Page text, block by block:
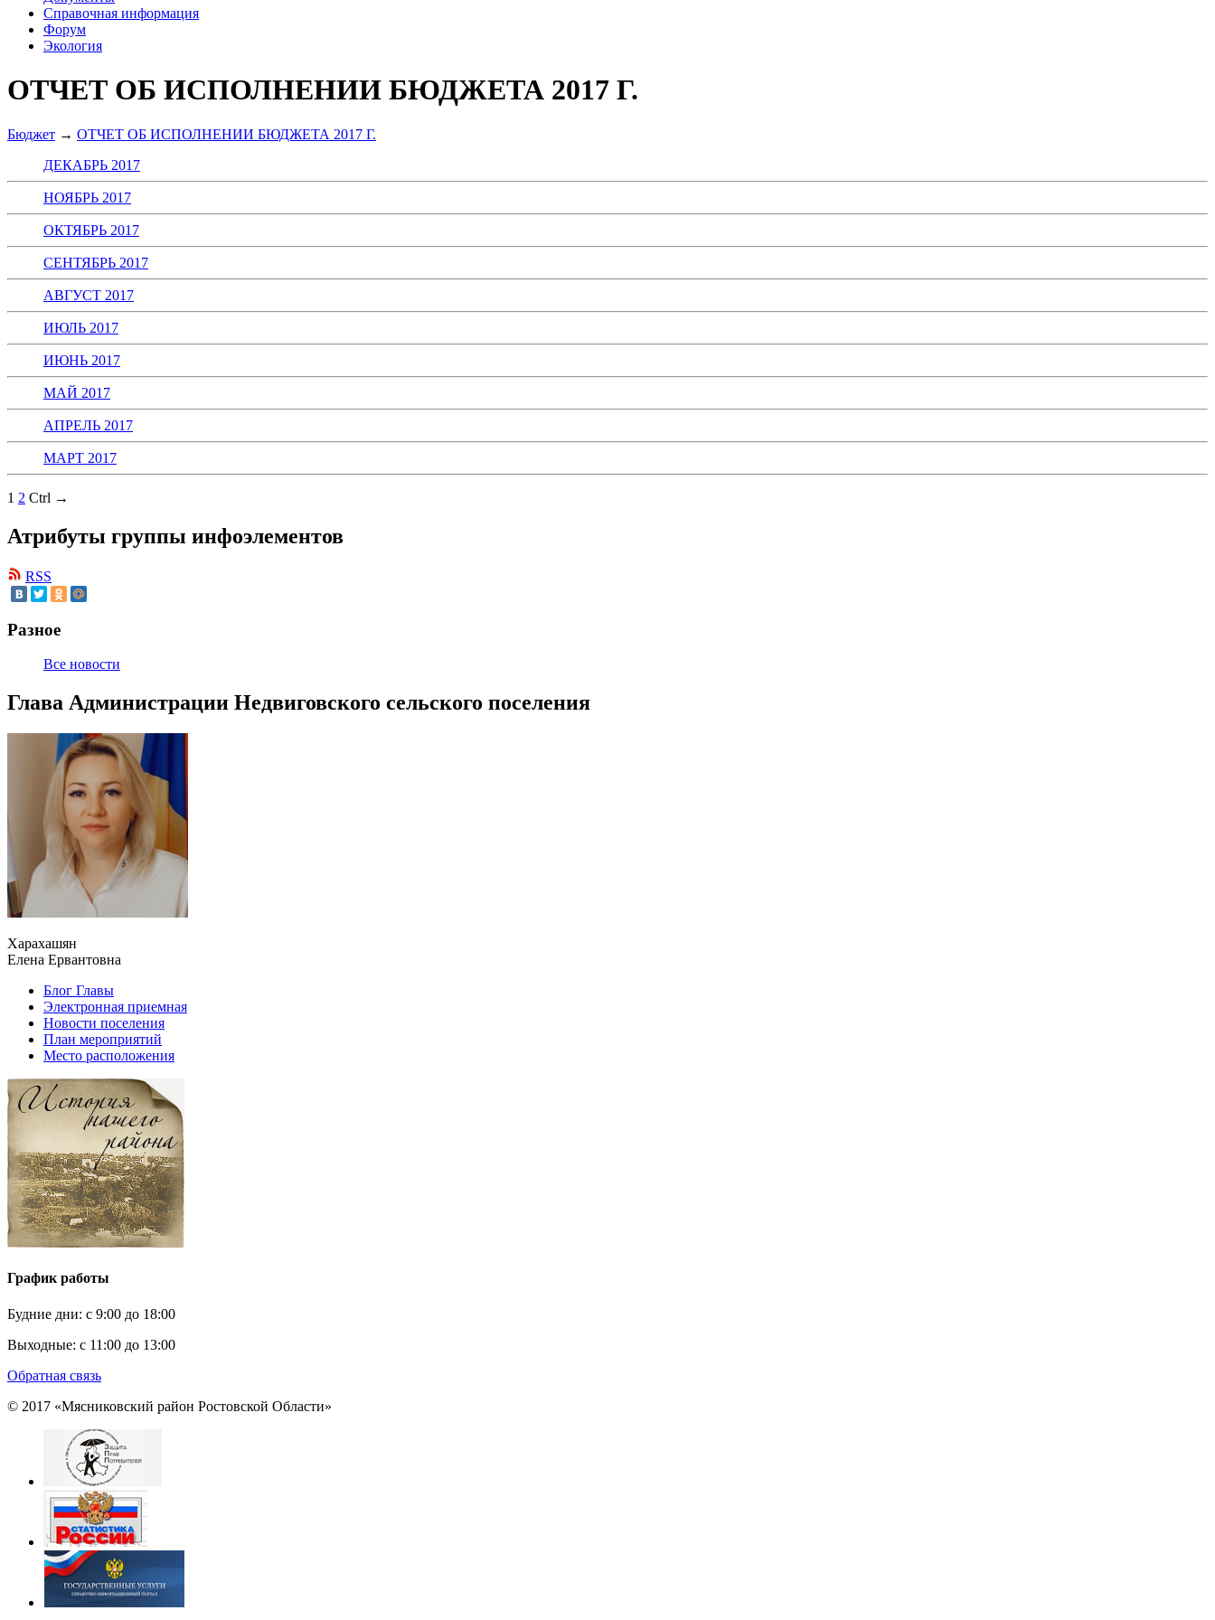
Справочная информация
Форум
Экология
ОТЧЕТ ОБ ИСПОЛНЕНИИ БЮДЖЕТА 2017 Г.
Бюджет → ОТЧЕТ ОБ ИСПОЛНЕНИИ БЮДЖЕТА 2017 Г.
ДЕКАБРЬ 2017
НОЯБРЬ 2017
ОКТЯБРЬ 2017
СЕНТЯБРЬ 2017
АВГУСТ 2017
ИЮЛЬ 2017
ИЮНЬ 2017
МАЙ 2017
АПРЕЛЬ 2017
МАРТ 2017
1 2 Ctrl →
Атрибуты группы инфоэлементов
RSS
Разное
Все новости
Глава Администрации Недвиговского сельского поселения
Харахашян
Елена Ервантовна
Блог Главы
Электронная приемная
Новости поселения
План мероприятий
Место расположения
График работы
Будние дни: c 9:00 до 18:00
Выходные: с 11:00 до 13:00
Обратная связь
© 2017 «Мясниковский район Ростовской Области»